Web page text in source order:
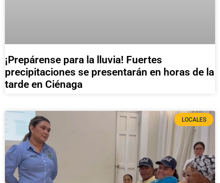
¡Prepárense para la lluvia! Fuertes
precipitaciones se presentarán en horas de la
tarde en Ciénaga
LOCALES